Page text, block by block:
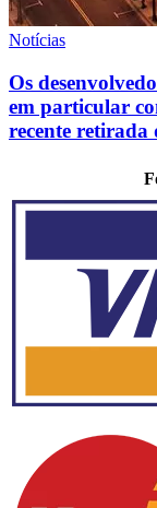
Notícias
Os
em particular
recente retirada